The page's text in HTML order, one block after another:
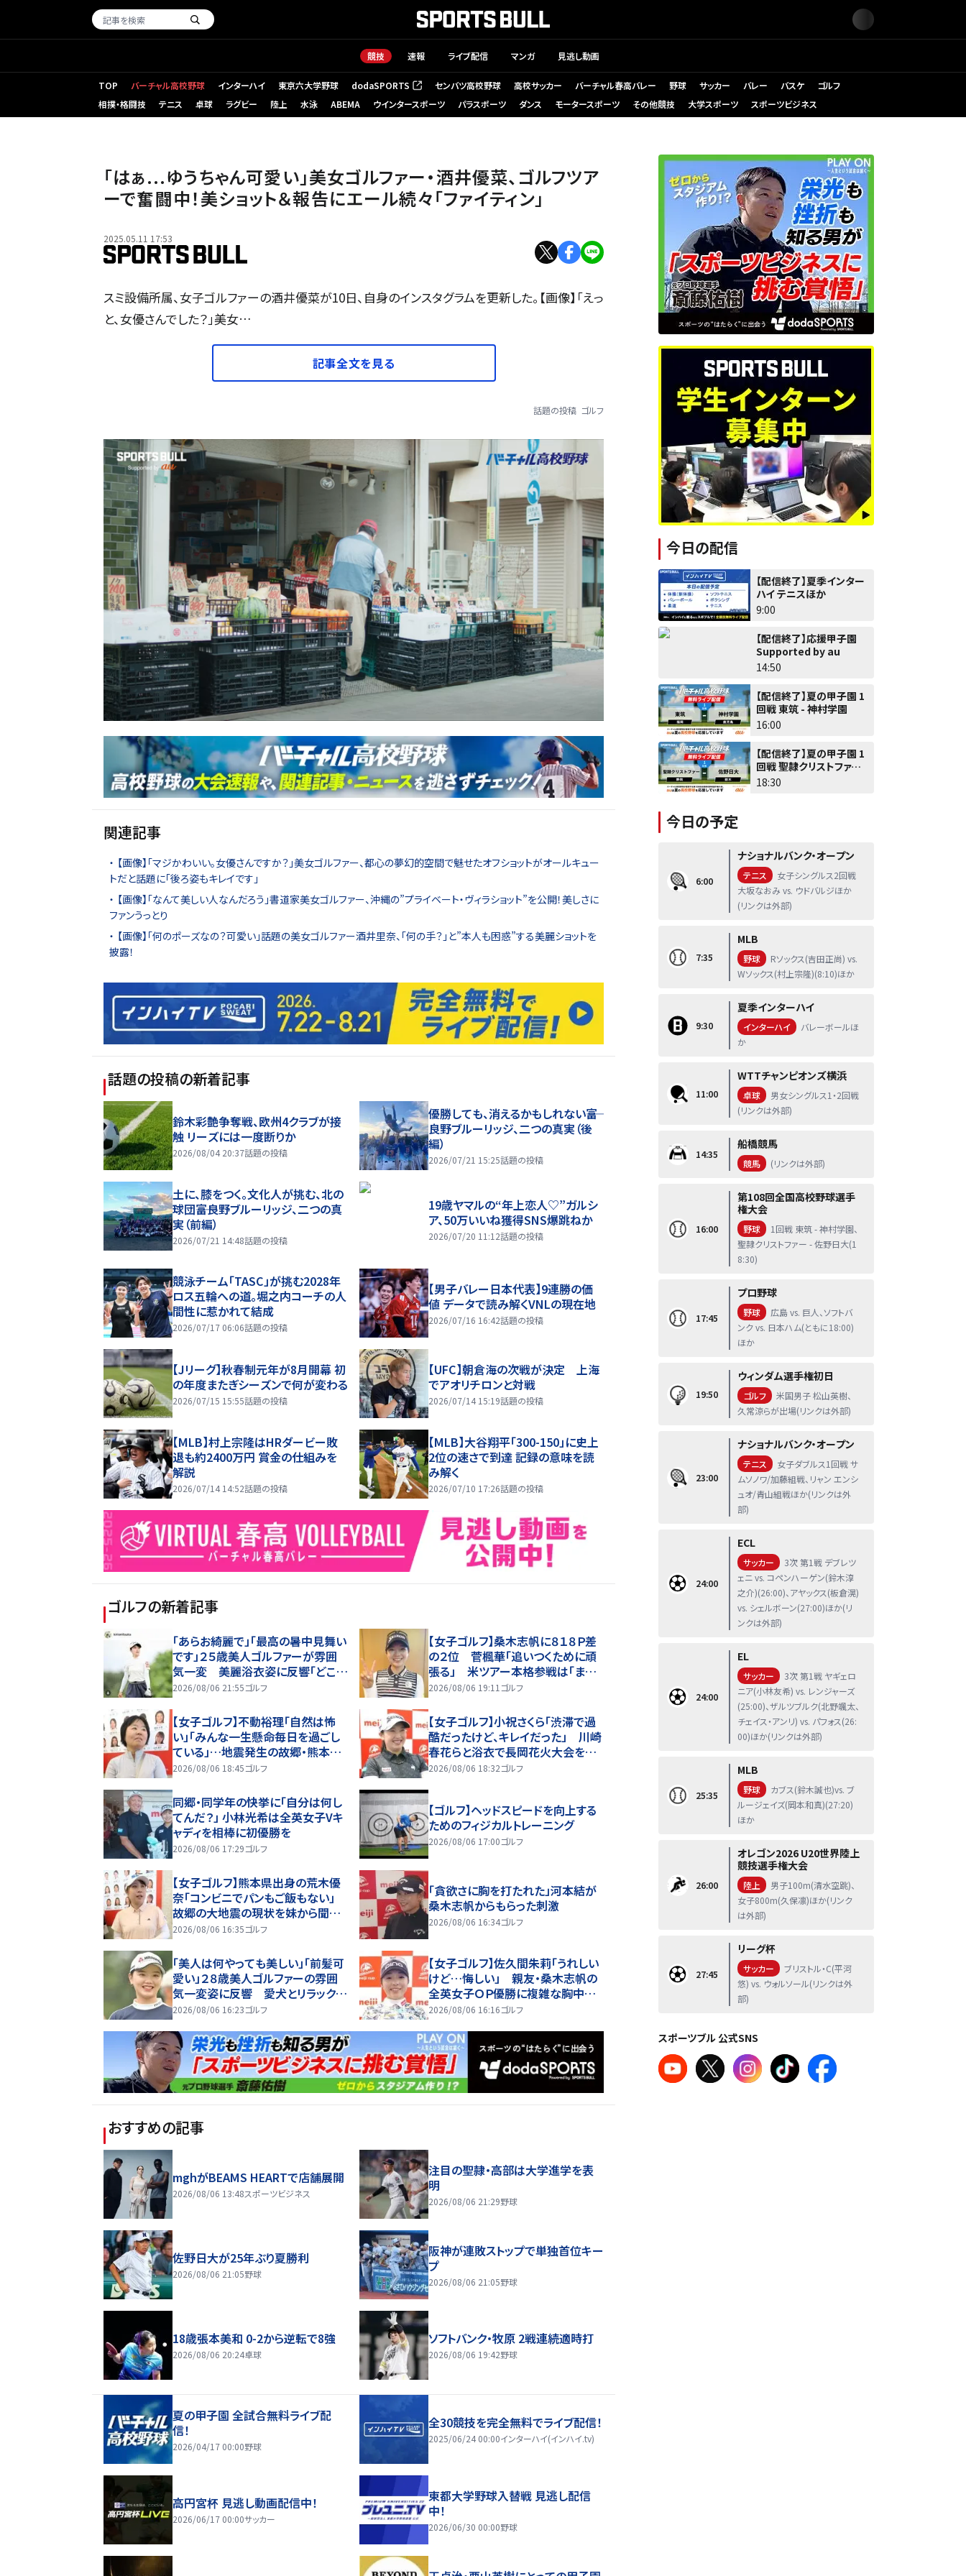
競技 速報 ライブ配信 マンガ 見逃し動画
TOP バーチャル高校野球 インターハイ 東京六大学野球 dodaSPORTS
（新しいタブで開く） センバツ高校野球 高校サッカー バーチャル春高バレー 野球 サッカー バレー バスケ
ゴルフ
相撲・格闘技
テニス 卓球 ラグビー 陸上 水泳 ABEMA ウインタースポーツ パラスポーツ ダンス モータースポーツ その他競技 大学スポーツ スポーツビジネス
「はぁ...ゆうちゃん可愛い」美女ゴルファー・酒井優菜、ゴルフツア
ーで奮闘中！美ショット＆報告にエール続々「ファイティン」
2025.05.11 17:53
スミ設備所属、女子ゴルファーの酒井優菜が10日、自身のインスタグラムを更新した。【画像】「えっ
と、女優さんでした？」美女…
記事全文を見る
話題の投稿 ゴルフ
関連記事
【画像】「マジかわいい。女優さんですか？」美女ゴルファー、都心の夢幻的空間で魅せたオフショットがオールキュー
トだと話題に「後ろ姿もキレイです」
【画像】「なんて美しい人なんだろう」書道家美女ゴルファー、沖縄の”プライベート・ヴィラショット”を公開！美しさに
ファンうっとり
【画像】「何のポーズなの？可愛い」話題の美女ゴルファー酒井里奈、「何の手？」と”本人も困惑”する美麗ショットを
披露！
話題の投稿の新着記事
鈴木彩艶争奪戦、欧州4クラブが接
触 リーズには一度断りか
2026/08/04 20:37話題の投稿
優勝しても、消えるかもしれない――富
良野ブルーリッジ、二つの真実（後
編）
2026/07/21 15:25話題の投稿
土に、膝をつく。文化人が挑む、北の
球団――富良野ブルーリッジ、二つの真
実（前編）
2026/07/21 14:48話題の投稿
19歳ヤマルの“年上恋人♡”ガルシ
ア、50万いいね獲得SNS爆跳ねか
2026/07/20 11:12話題の投稿
競泳チーム「TASC」が挑む2028年
ロス五輪への道。堀之内コーチの人
間性に惹かれて結成
2026/07/17 06:06話題の投稿
【男子バレー日本代表】9連勝の価
値 データで読み解くVNLの現在地
2026/07/16 16:42話題の投稿
【Jリーグ】秋春制元年が8月開幕 初
の年度またぎシーズンで何が変わる
2026/07/15 15:55話題の投稿
【UFC】朝倉海の次戦が決定 上海
でアオリチロンと対戦
2026/07/14 15:19話題の投稿
【MLB】村上宗隆はHRダービー敗
退も約2400万円 賞金の仕組みを
解説
2026/07/14 14:52話題の投稿
【MLB】大谷翔平「300-150」に史上
2位の速さで到達 記録の意味を読
み解く
2026/07/10 17:26話題の投稿
ゴルフの新着記事
「あらお綺麗で」「最高の暑中見舞い
です」２５歳美人ゴルファーが雰囲
気一変 美麗浴衣姿に反響「どこの
モデルさんですか？」
2026/08/06 21:55ゴルフ
【女子ゴルフ】桑木志帆に８１８Ｐ差
の２位 菅楓華「追いつくために頑
張る」 米ツアー本格参戦は「まだ
考えていない」
2026/08/06 19:11 ゴルフ
【女子ゴルフ】不動裕理「自然は怖
い」「みんな一生懸命毎日を過ごし
ている」…地震発生の故郷・熊本へ
の思い
2026/08/06 18:45ゴルフ
【女子ゴルフ】小祝さくら「渋滞で過
酷だったけど、キレイだった」 川崎
春花らと浴衣で長岡花火大会を観
覧
2026/08/06 18:32ゴルフ
同郷・同学年の快挙に「自分は何し
てんだ？」 小林光希は全英女子Vキ
ャディを相棒に初優勝を
2026/08/06 17:29ゴルフ
【ゴルフ】ヘッドスピードを向上する
ためのフィジカルトレーニング
2026/08/06 17:00ゴルフ
【女子ゴルフ】熊本県出身の荒木優
奈「コンビニでパンもご飯もない」
故郷の大地震の現状を妹から聞
き 「プレーで恩返ししたい」
2026/08/06 16:35ゴルフ
「貪欲さに胸を打たれた」河本結が
桑木志帆からもらった刺激
2026/08/06 16:34ゴルフ
「美人は何やっても美しい」「前髪可
愛い」２８歳美人ゴルファーの雰囲
気一変姿に反響 愛犬とリラックス
姿「雰囲気違うのも素敵です」
2026/08/06 16:23ゴルフ
【女子ゴルフ】佐久間朱莉「うれしい
けど…悔しい」 親友・桑木志帆の
全英女子ＯＰ優勝に複雑な胸中
逆転女王あきらめない
2026/08/06 16:16ゴルフ
おすすめの記事
mghがBEAMS HEARTで店舗展開
2026/08/06 13:48スポーツビジネス
注目の聖隷・高部は大学進学を表
明
2026/08/06 21:29野球
佐野日大が25年ぶり夏勝利
2026/08/06 21:05野球
阪神が連敗ストップで単独首位キー
プ
2026/08/06 21:05野球
18歳張本美和 0-2から逆転で8強
2026/08/06 20:24卓球
ソフトバンク・牧原 2戦連続適時打
2026/08/06 19:42野球
夏の甲子園 全試合無料ライブ配
信！
2026/04/17 00:00野球
全30競技を完全無料でライブ配信！
2025/06/24 00:00インターハイ(インハイ.tv)
高円宮杯 見逃し動画配信中！
2026/06/17 00:00サッカー
東都大学野球入替戦 見逃し配信
中！
2026/06/30 00:00野球
今日の配信
【配信終了】夏季インター
ハイ テニスほか
9:00
【配信終了】応援甲子園
Supported by au
14:50
【配信終了】夏の甲子園 1
回戦 東筑 - 神村学園
16:00
【配信終了】夏の甲子園 1
回戦 聖隷クリストファー -
佐野日大
18:30
今日の予定
6:00
ナショナルバンク・オープン
テニス
女子シングルス2回戦
大坂なおみ vs. ウドバルジほか
(リンクは外部)
7:35
MLB
野球
Rソックス(吉田正尚) vs.
Wソックス(村上宗隆)(8:10)ほか
9:30
夏季インターハイ
インターハイ
バレーボールほ
か
11:00
WTTチャンピオンズ横浜
卓球
男女シングルス1・2回戦
(リンクは外部)
14:35
船橋競馬
競馬 (リンクは外部)
16:00
第108回全国高校野球選手
権大会
野球
1回戦 東筑 - 神村学園、
聖隷クリストファー - 佐野日大(1
8:30)
17:45
プロ野球
野球
広島 vs. 巨人、ソフトバ
ンク vs. 日本ハム(ともに18:00)
ほか
19:50
ウィンダム選手権初日
ゴルフ
米国男子 松山英樹、
久常涼らが出場(リンクは外部)
23:00
ナショナルバンク・オープン
テニス
女子ダブルス1回戦 サ
ムソノワ/加藤組戦、リャン エンシ
ュオ/青山組戦ほか(リンクは外
部)
24:00
ECL
サッカー
3次 第1戦 デブレツ
ェニ vs. コペンハーゲン(鈴木淳
之介)(26:00)、アヤックス(板倉滉)
vs. シェルボーン(27:00)ほか(リ
ンクは外部)
24:00
EL
サッカー
3次 第1戦 ヤギェロ
ニア(小林友希) vs. レンジャーズ
(25:00)、ザルツブルク(北野颯太、
チェイス・アンリ) vs. パフォス(26:
00)ほか(リンクは外部)
25:35
MLB
野球
カブス(鈴木誠也)vs. ブ
ルージェイズ(岡本和真)(27:20)
ほか
26:00
オレゴン2026 U20世界陸上
競技選手権大会
陸上
男子100m(清水空跳)、
女子800m(久保凛)ほか(リンク
は外部)
27:45
リーグ杯
サッカー
ブリストル・C(平河
悠) vs. ウォルソール(リンクは外
部)
スポーツブル 公式SNS